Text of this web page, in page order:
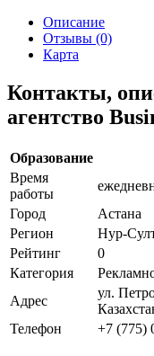
Описание
Отзывы (0)
Карта
Контакты,
агентство
Образование
Время
работы
Город
Астана
Регион
Нур-
Рейтинг
0
Категория
Адрес
ул.
Телефон
+7 (775)